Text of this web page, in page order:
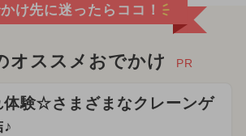
け先に迷ったらココ！
オススメおでかけ PR
体験☆さまざまなクレーンゲ